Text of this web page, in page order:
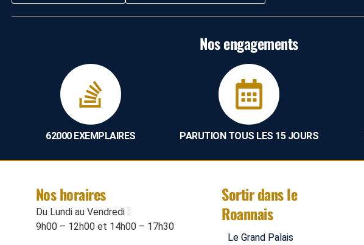
Nos engagements
62000 EXEMPLAIRES PARUTION TOUS LES 15 JOURS
Nos horaires
Du Lundi au Vendredi :
9h00 – 12h00 et 14h00 – 17h30
Sortir dans le
Roannais
Le Grand Palais